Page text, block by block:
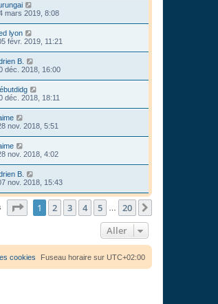
mars 2019, 8:08
lyon
févr. 2019, 11:21
B.
déc. 2018, 16:00
déc. 2018, 18:11
nov. 2018, 5:51
nov. 2018, 4:02
B.
nov. 2018, 15:43
Page sur20
1 2 3 4 5 20
Aller
Fuseau horaire sur UTC+02:00
cookies